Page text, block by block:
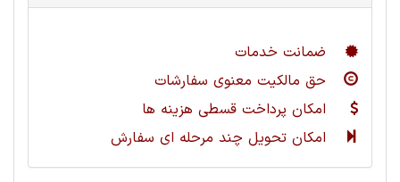
ضمانت خدمات
حق مالکیت معنوی سفارشات
امکان پرداخت قسطی هزینه ها
امکان تحویل چند مرحله ای سفارش